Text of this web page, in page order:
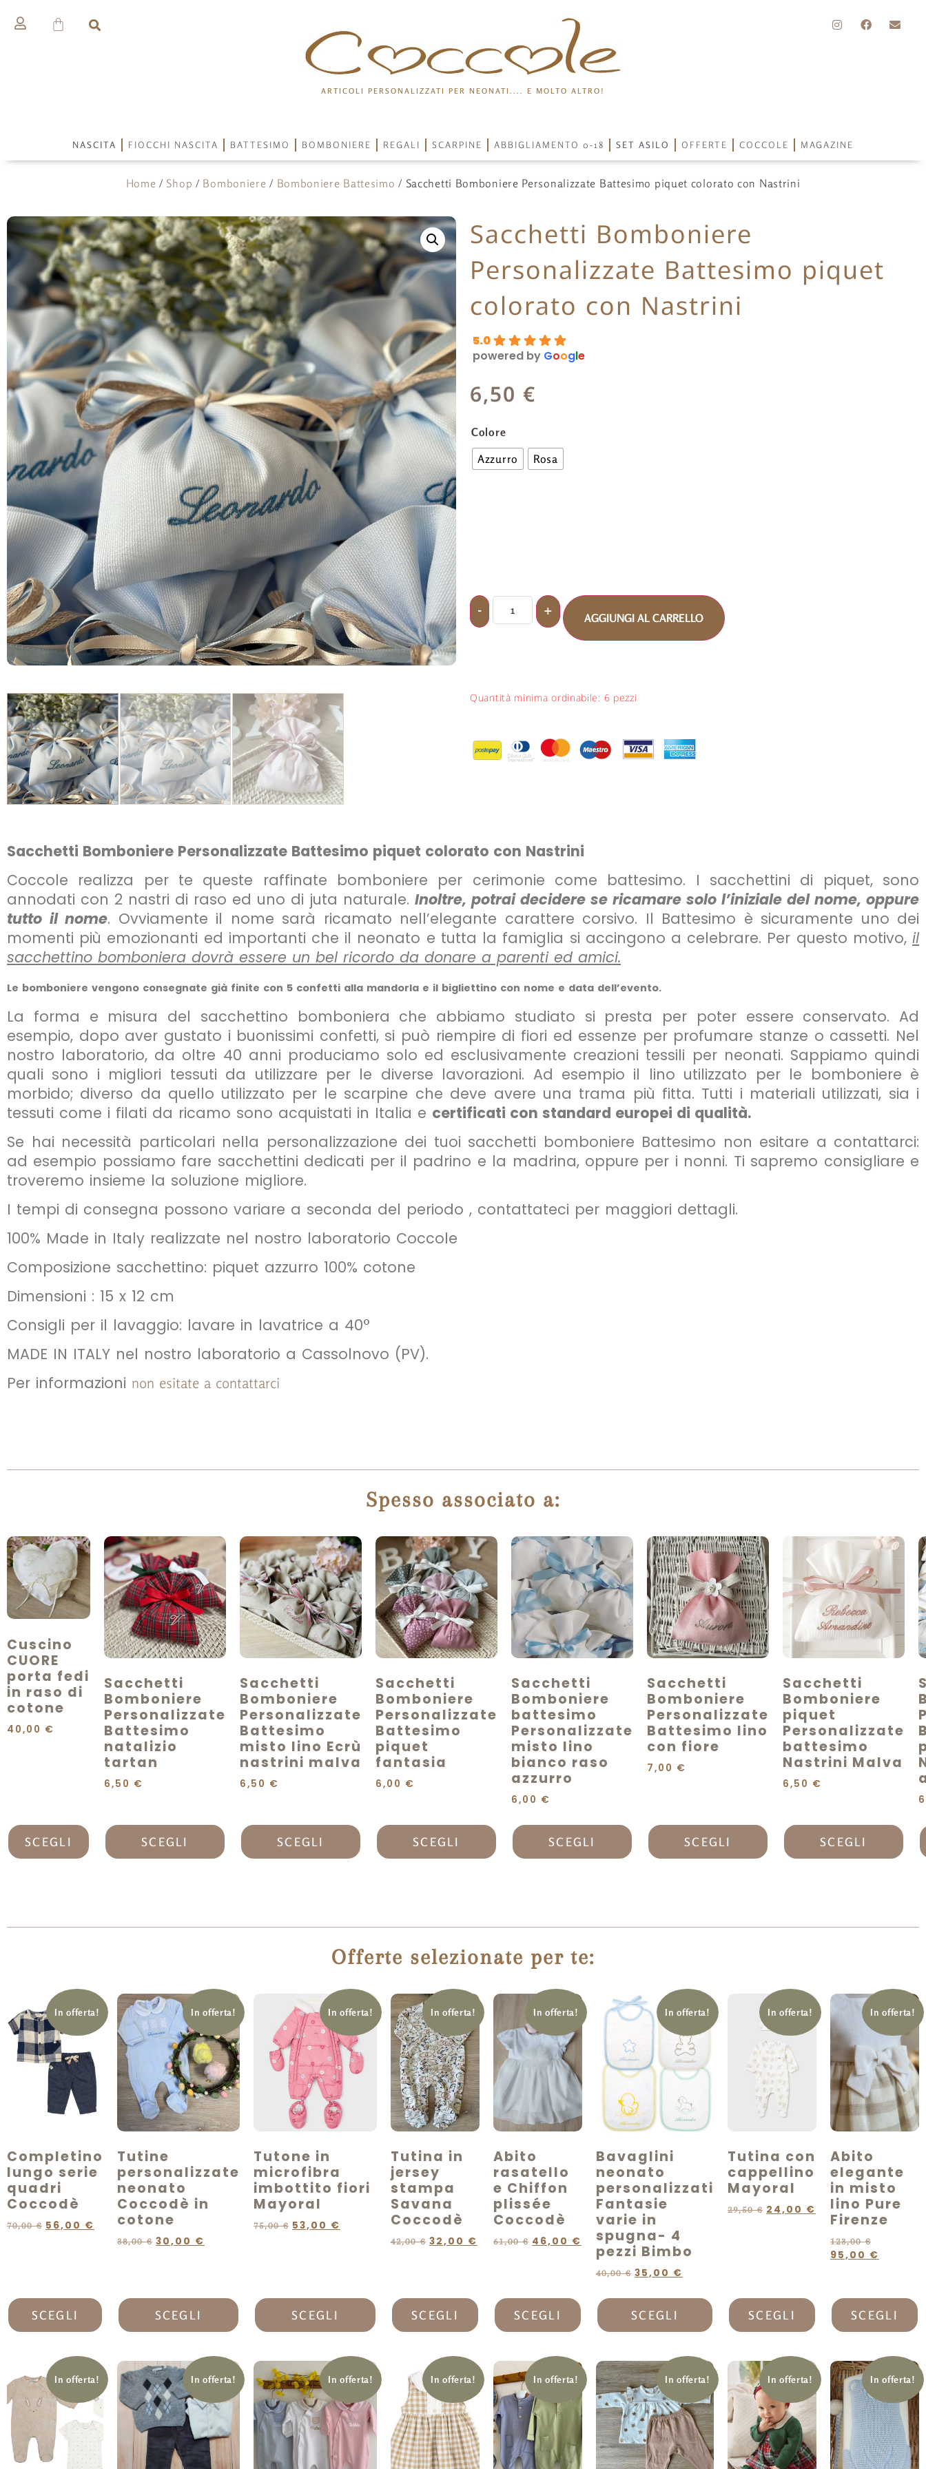
ARTICOLI PERSONALIZZATI PER NEONATI.... E MOLTO ALTRO!
NASCITA FIOCCHI NASCITA BATTESIMO BOMBONIERE REGALI SCARPINE ABBIGLIAMENTO 0-18 SET ASILO OFFERTE COCCOLE MAGAZINE
Home / Shop / Bomboniere / Bomboniere Battesimo / Sacchetti Bomboniere Personalizzate Battesimo piquet colorato con Nastrini
Sacchetti Bomboniere
Personalizzate Battesimo piquet
colorato con Nastrini
5.0
powered by Google
6,50 €
Colore
Azzurro
Rosa
AGGIUNGI AL CARRELLO
Quantità minima ordinabile: 6 pezzi
Sacchetti Bomboniere Personalizzate Battesimo piquet colorato con Nastrini
Coccole realizza per te queste raffinate bomboniere per cerimonie come battesimo. I sacchettini di piquet, sono
annodati con 2 nastri di raso ed uno di juta naturale. Inoltre, potrai decidere se ricamare solo l’iniziale del nome, oppure
tutto il nome. Ovviamente il nome sarà ricamato nell’elegante carattere corsivo. Il Battesimo è sicuramente uno dei
momenti più emozionanti ed importanti che il neonato e tutta la famiglia si accingono a celebrare. Per questo motivo, il
sacchettino bomboniera dovrà essere un bel ricordo da donare a parenti ed amici.
Le bomboniere vengono consegnate già finite con 5 confetti alla mandorla e il bigliettino con nome e data dell’evento.
La forma e misura del sacchettino bomboniera che abbiamo studiato si presta per poter essere conservato. Ad
esempio, dopo aver gustato i buonissimi confetti, si può riempire di fiori ed essenze per profumare stanze o cassetti. Nel
nostro laboratorio, da oltre 40 anni produciamo solo ed esclusivamente creazioni tessili per neonati. Sappiamo quindi
quali sono i migliori tessuti da utilizzare per le diverse lavorazioni. Ad esempio il lino utilizzato per le bomboniere è
morbido; diverso da quello utilizzato per le scarpine che deve avere una trama più fitta. Tutti i materiali utilizzati, sia i
tessuti come i filati da ricamo sono acquistati in Italia e certificati con standard europei di qualità.
Se hai necessità particolari nella personalizzazione dei tuoi sacchetti bomboniere Battesimo non esitare a contattarci:
ad esempio possiamo fare sacchettini dedicati per il padrino e la madrina, oppure per i nonni. Ti sapremo consigliare e
troveremo insieme la soluzione migliore.
I tempi di consegna possono variare a seconda del periodo , contattateci per maggiori dettagli.
100% Made in Italy realizzate nel nostro laboratorio Coccole
Composizione sacchettino: piquet azzurro 100% cotone
Dimensioni : 15 x 12 cm
Consigli per il lavaggio: lavare in lavatrice a 40°
MADE IN ITALY nel nostro laboratorio a Cassolnovo (PV).
Per informazioni non esitate a contattarci
Spesso associato a:
Cuscino
CUORE
porta fedi
in raso di
cotone
40,00 €
SCEGLI
Sacchetti
Bomboniere
Personalizzate
Battesimo
natalizio
tartan
6,50 €
SCEGLI
Sacchetti
Bomboniere
Personalizzate
Battesimo
misto lino Ecrù
nastrini malva
6,50 €
SCEGLI
Sacchetti
Bomboniere
Personalizzate
Battesimo
piquet
fantasia
6,00 €
SCEGLI
Sacchetti
Bomboniere
battesimo
Personalizzate
misto lino
bianco raso
azzurro
6,00 €
SCEGLI
Sacchetti
Bomboniere
Personalizzate
Battesimo lino
con fiore
7,00 €
SCEGLI
Sacchetti
Bomboniere
piquet
Personalizzate
battesimo
Nastrini Malva
6,50 €
SCEGLI
Offerte selezionate per te:
In offerta!
Completino
lungo serie
quadri
Coccodè
70,00€ 56,00 €
SCEGLI
In offerta!
Tutine
personalizzate
neonato
Coccodè in
cotone
38,00€ 30,00 €
SCEGLI
In offerta!
Tutone in
microfibra
imbottito fiori
Mayoral
75,00€ 53,00 €
SCEGLI
In offerta!
Tutina in
jersey
stampa
Savana
Coccodè
42,00€ 32,00 €
SCEGLI
In offerta!
Abito
rasatello
e Chiffon
plissée
Coccodè
61,00€ 46,00 €
SCEGLI
In offerta!
Bavaglini
neonato
personalizzati
Fantasie
varie in
spugna- 4
pezzi Bimbo
40,00€ 35,00 €
SCEGLI
In offerta!
Tutina con
cappellino
Mayoral
29,50€ 24,00 €
SCEGLI
In offerta!
Abito
elegante
in misto
lino Pure
Firenze
123,00€
95,00 €
SCEGLI
In offerta! In offerta! In offerta! In offerta! In offerta! In offerta! In offerta! In offerta!